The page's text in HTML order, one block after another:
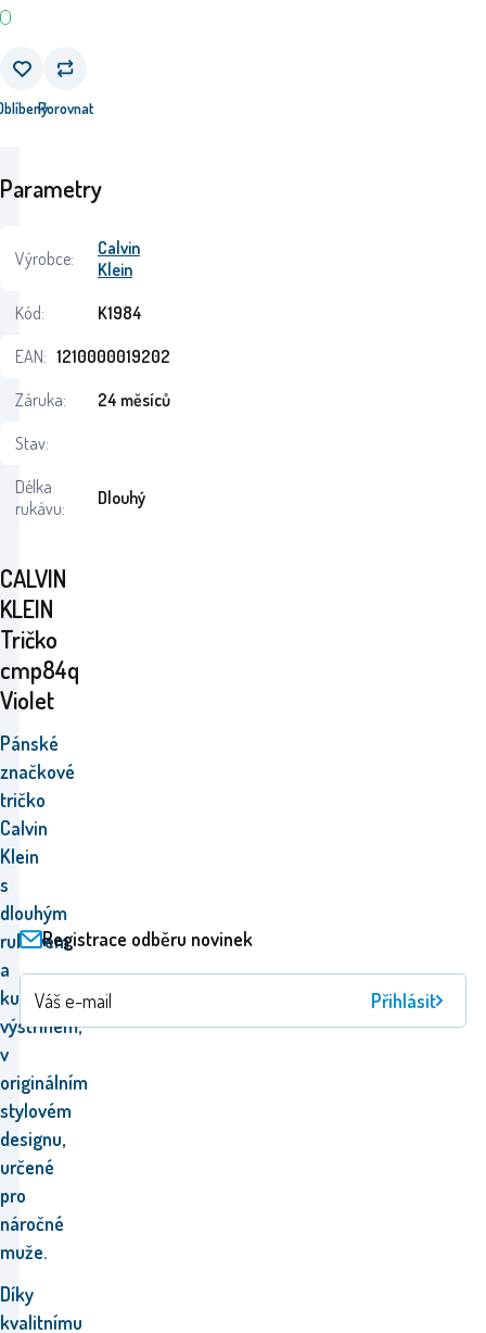
Porovnat
CALVIN
KLEIN
Tričko
cmp84q
Violet
Pánské
značkové
tričko
Calvin
Klein
s
dlouhým
rukávem
a
kulatým
výstřihem,
v
originálním
stylovém
designu,
určené
pro
náročné
muže.
Díky
kvalitnímu
Parametry
Výrobce:
Calvin
Klein
Kód:
K1984
EAN: 1210000019202
Záruka:
24 měsíců
Stav:
Délka
rukávu:
Dlouhý
Registrace odběru novinek
Přihlásit